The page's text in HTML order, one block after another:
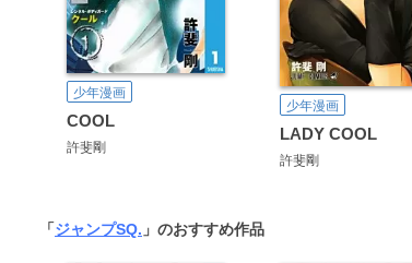
少年漫画
COOL
許斐剛
少年漫画
LADY COOL
許斐剛
「ジャンプSQ. 」のおすすめ作品